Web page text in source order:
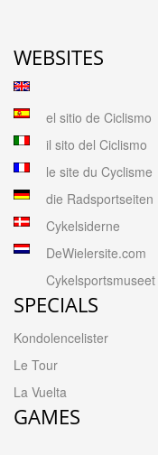
WEBSITES
el sitio de Ciclismo
il sito del Ciclismo
le site du Cyclisme
die Radsportseiten
Cykelsiderne
DeWielersite.com
Cykelsportsmuseet
SPECIALS
Kondolencelister
Le Tour
La Vuelta
GAMES